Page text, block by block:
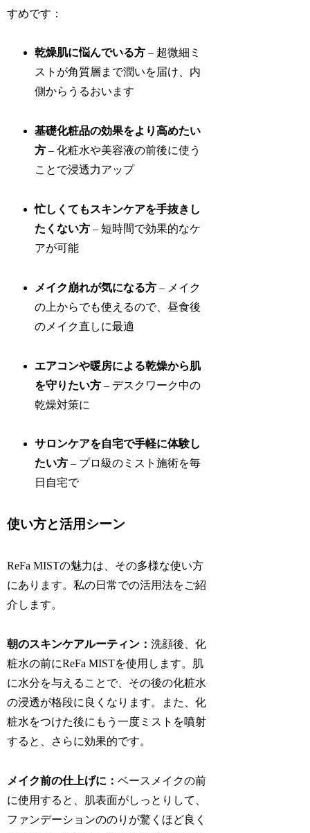
すめです：
乾燥肌に悩んでいる方 – 超微細ミ
ストが角質層まで潤いを届け、内
側からうるおいます
基礎化粧品の効果をより高めたい
方 – 化粧水や美容液の前後に使う
ことで浸透力アップ
忙しくてもスキンケアを手抜きし
たくない方 – 短時間で効果的なケ
アが可能
メイク崩れが気になる方 – メイク
の上からでも使えるので、昼食後
のメイク直しに最適
エアコンや暖房による乾燥から肌
を守りたい方 – デスクワーク中の
乾燥対策に
サロンケアを自宅で手軽に体験し
たい方 – プロ級のミスト施術を毎
日自宅で
使い方と活用シーン
ReFa MISTの魅力は、その多様な使い方
にあります。私の日常での活用法をご紹
介します。
朝のスキンケアルーティン：洗顔後、化
粧水の前にReFa MISTを使用します。肌
に水分を与えることで、その後の化粧水
の浸透が格段に良くなります。また、化
粧水をつけた後にもう一度ミストを噴射
すると、さらに効果的です。
メイク前の仕上げに：ベースメイクの前
に使用すると、肌表面がしっとりして、
ファンデーションののりが驚くほど良く